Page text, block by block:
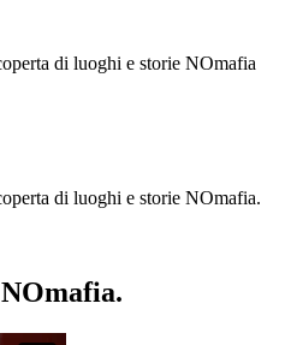
di luoghi e storie NOmafia
di luoghi e storie NOmafia.